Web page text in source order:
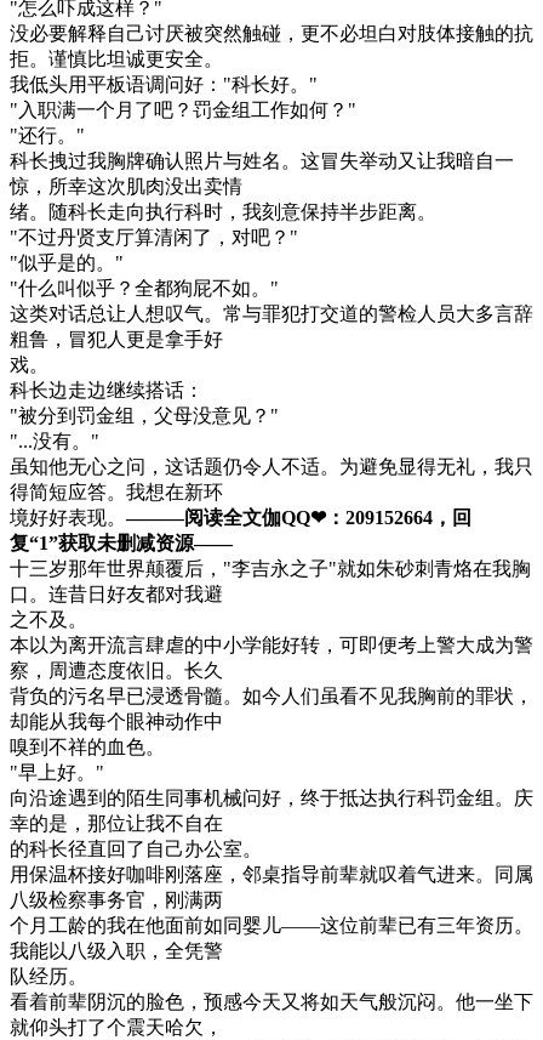
"怎么吓成这样？"
没必要解释自己讨厌被突然触碰，更不必坦白对肢体接触的抗
拒。谨慎比坦诚更安全。
我低头用平板语调问好："科长好。"
"入职满一个月了吧？罚金组工作如何？"
"还行。"
科长拽过我胸牌确认照片与姓名。这冒失举动又让我暗自一
惊，所幸这次肌肉没出卖情
绪。随科长走向执行科时，我刻意保持半步距离。
"不过丹贤支厅算清闲了，对吧？"
"似乎是的。"
"什么叫似乎？全都狗屁不如。"
这类对话总让人想叹气。常与罪犯打交道的警检人员大多言辞
粗鲁，冒犯人更是拿手好
戏。
科长边走边继续搭话：
"被分到罚金组，父母没意见？"
"...没有。"
虽知他无心之问，这话题仍令人不适。为避免显得无礼，我只
得简短应答。我想在新环
境好好表现。———阅读全文伽QQ❤：209152664，回
复“1”获取未删减资源—​​​​—
十三岁那年世界颠覆后，"李吉永之子"就如朱砂刺青烙在我胸
口。连昔日好友都对我避
之不及。
本以为离开流言肆虐的中小学能好转，可即便考上警大成为警
察，周遭态度依旧。长久
背负的污名早已浸透骨髓。如今人们虽看不见我胸前的罪状，
却能从我每个眼神动作中
嗅到不祥的血色。
"早上好。"
向沿途遇到的陌生同事机械问好，终于抵达执行科罚金组。庆
幸的是，那位让我不自在
的科长径直回了自己办公室。
用保温杯接好咖啡刚落座，邻桌指导前辈就叹着气进来。同属
八级检察事务官，刚满两
个月工龄的我在他面前如同婴儿——这位前辈已有三年资历。
我能以八级入职，全凭警
队经历。
看着前辈阴沉的脸色，预感今天又将如天气般沉闷。他一坐下
就仰头打了个震天哈欠，